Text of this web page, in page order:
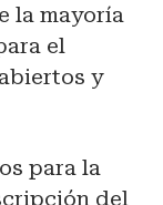
la mayoría
el
y
para la
del